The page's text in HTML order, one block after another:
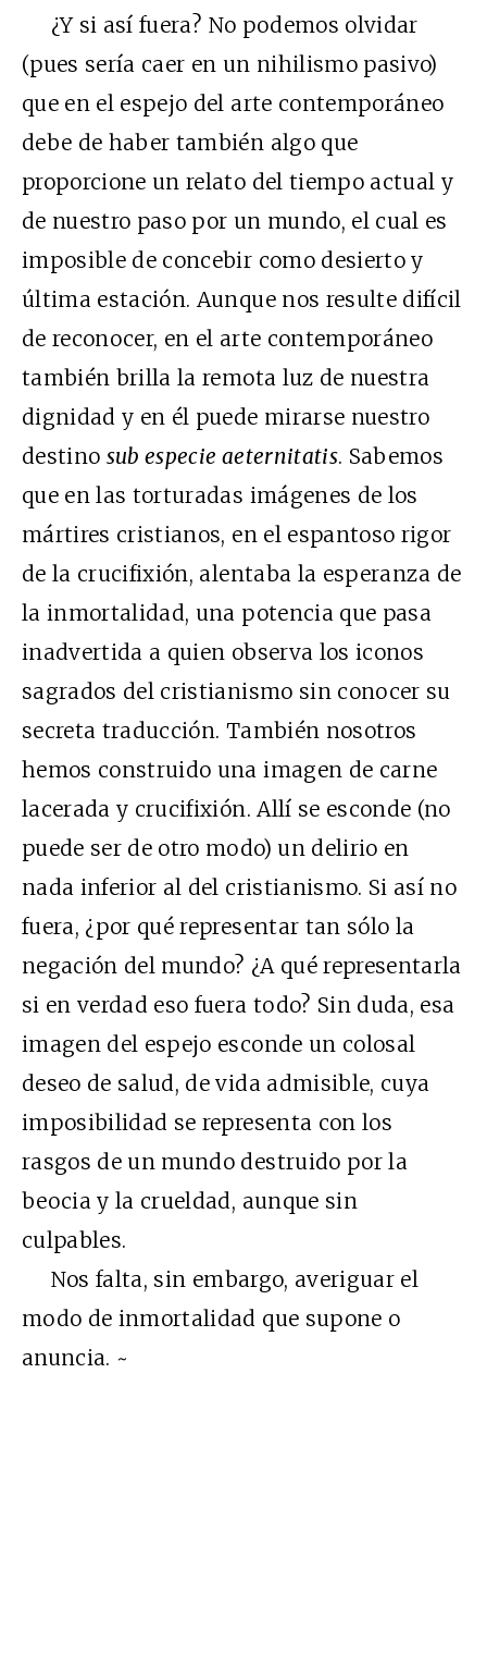
¿Y si así fuera? No podemos olvidar
(pues sería caer en un nihilismo pasivo)
que en el espejo del arte contemporáneo
debe de haber también algo que
proporcione un relato del tiempo actual y
de nuestro paso por un mundo, el cual es
imposible de concebir como desierto y
última estación. Aunque nos resulte difícil
de reconocer, en el arte contemporáneo
también brilla la remota luz de nuestra
dignidad y en él puede mirarse nuestro
destino sub especie aeternitatis. Sabemos
que en las torturadas imágenes de los
mártires cristianos, en el espantoso rigor
de la crucifixión, alentaba la esperanza de
la inmortalidad, una potencia que pasa
inadvertida a quien observa los iconos
sagrados del cristianismo sin conocer su
secreta traducción. También nosotros
hemos construido una imagen de carne
lacerada y crucifixión. Allí se esconde (no
puede ser de otro modo) un delirio en
nada inferior al del cristianismo. Si así no
fuera, ¿por qué representar tan sólo la
negación del mundo? ¿A qué representarla
si en verdad eso fuera todo? Sin duda, esa
imagen del espejo esconde un colosal
deseo de salud, de vida admisible, cuya
imposibilidad se representa con los
rasgos de un mundo destruido por la
beocia y la crueldad, aunque sin
culpables.
Nos falta, sin embargo, averiguar el
modo de inmortalidad que supone o
anuncia. ~